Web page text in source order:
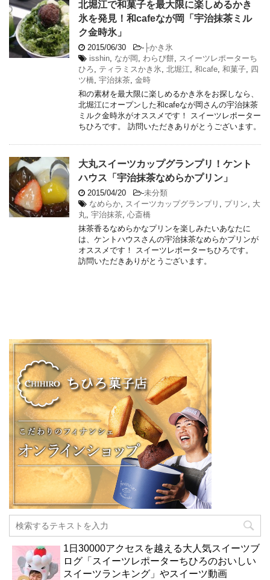
北堀江で和菓子を最大限に楽しめるかき
氷を発見！和cafeなが岡「宇治抹茶ミル
ク金時氷」
2015/06/30 - ├かき氷
isshin, なが岡 , わらび餅, スイーツレポーターち
ひろ , ティラミスかき氷, 北堀江, 和cafe, 和菓子, 四
ツ橋, 宇治抹茶, 金時
和の素材を最大限に楽しめるかき氷をお探しなら、
北堀江にオープンした和cafeなが岡さんの宇治抹茶
ミルク金時氷がオススメです！ スイーツレポーター
ちひろです。 訪問いただきありがとうございます。
大丸スイーツカップグランプリ！ケント
ハウス「宇治抹茶なめらかプリン」
2015/04/20 -未分類
なめらか, スイーツカップグランプリ , プリン, 大
丸, 宇治抹茶, 心斎橋
抹茶香るなめらかなプリンを楽しみたいあなたに
は、ケントハウスさんの宇治抹茶なめらかプリンが
オススメです！ スイーツレポーターちひろです。
訪問いただきありがとうございます。
1日30000アクセスを越える大人気スイーツブ
ログ「スイーツレポーターちひろのおいしい
スイーツランキング」やスイーツ動画